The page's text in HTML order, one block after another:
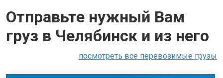
Отправьте нужный Вам
груз в Челябинск и из него
посмотреть все перевозимые грузы